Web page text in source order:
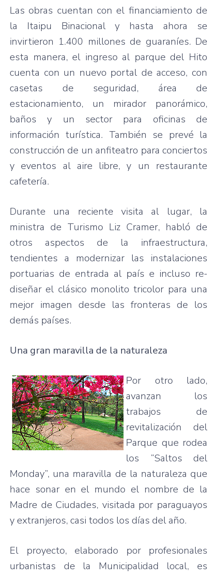
Las obras cuentan con el financiamiento de
la Itaipu Binacional y hasta ahora se
invirtieron 1.400 millones de guaraníes. De
esta manera, el ingreso al parque del Hito
cuenta con un nuevo portal de acceso, con
casetas de seguridad, área de
estacionamiento, un mirador panorámico,
baños y un sector para oficinas de
información turística. También se prevé la
construcción de un anfiteatro para conciertos
y eventos al aire libre, y un restaurante
cafetería.
Durante una reciente visita al lugar, la
ministra de Turismo Liz Cramer, habló de
otros aspectos de la infraestructura,
tendientes a modernizar las instalaciones
portuarias de entrada al país e incluso re-
diseñar el clásico monolito tricolor para una
mejor imagen desde las fronteras de los
demás países.
Una gran maravilla de la naturaleza
Por otro lado,
avanzan los
trabajos de
revitalización del
Parque que rodea
los “Saltos del
Monday”, una maravilla de la naturaleza que
hace sonar en el mundo el nombre de la
Madre de Ciudades, visitada por paraguayos
y extranjeros, casi todos los días del año.
El proyecto, elaborado por profesionales
urbanistas de la Municipalidad local, es